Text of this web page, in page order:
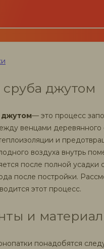
дома бани
сруба джутом
джутом— это процесс
венцами деревянного
и
воздуха внутрь
после полной усадки
после постройки.
этот процесс.
и
понадобятся